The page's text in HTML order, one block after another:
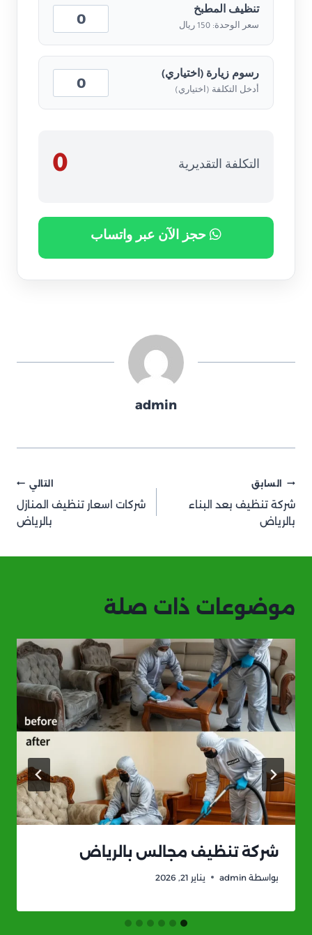
تنظيف المطبخ
سعر الوحدة: 150 ريال
رسوم زيارة (اختياري)
أدخل التكلفة (اختياري)
التكلفة التقديرية 0
حجز الآن عبر واتساب
admin
تصفّح
المقالات
السابق
شركة تنظيف بعد البناء
بالرياض
التالي
شركات اسعار تنظيف المنازل
بالرياض
موضوعات ذات صلة
شركة تنظيف مجالس بالرياض
بواسطة admin يناير 21, 2026